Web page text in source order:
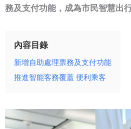
務及支付功能，成為市民智慧出
內容目錄
新增自助處理票務及支付功能
推進智能客務覆蓋 便利乘客